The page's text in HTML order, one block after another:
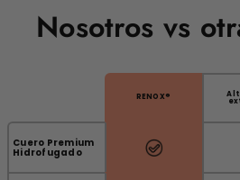
Nosotros vs
RENOX®
Cuero Premium
Hidrofugado